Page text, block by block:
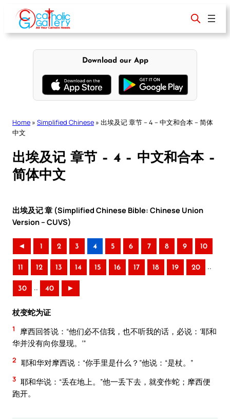
content
Download our App
Home » Simplified Chinese » 出埃及记 章节 – 4 – 中文和合本 – 简体
中文
出埃及记 章节 – 4 – 中文和合本 –
简体中文
出埃及记 章 (Simplified Chinese Bible: Chinese Union
Version – CUVS)
◄ 1 2 3 4 5 6 7 8 9 10
11 12 13 14 15 16 17 18 19 20 ..
30 .. 40 ►
杖变蛇为证
1
摩西回答说：“他们必不信我，也不听我的话，必说：‘耶和
华并没有向你显现。’”
2 耶和华对摩西说：“你手里是什么？”他说：“是杖。”
3 耶和华说：“丢在地上。”他一丢下去，就变作蛇；摩西便
跑开。